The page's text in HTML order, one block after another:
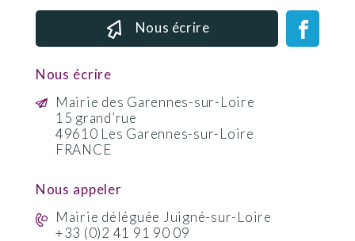
Nous écrire
Nous écrire
Mairie des Garennes-sur-Loire
15 grand’rue
49610 Les Garennes-sur-Loire
FRANCE
Nous appeler
Mairie déléguée Juigné-sur-Loire
+33 (0)2 41 91 90 09